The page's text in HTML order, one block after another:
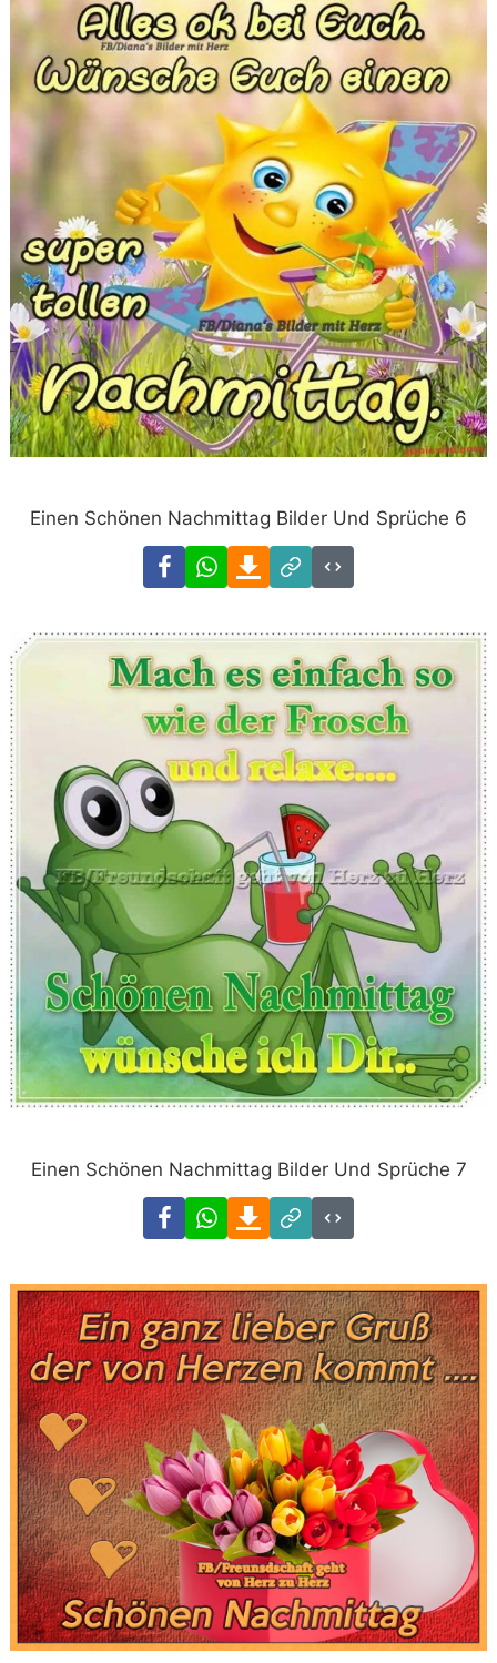
Einen Schönen Nachmittag Bilder Und Sprüche 6
FacebookWhatsAppDownload
Link
Code
Einen Schönen Nachmittag Bilder Und Sprüche 7
FacebookWhatsAppDownload
Link
Code